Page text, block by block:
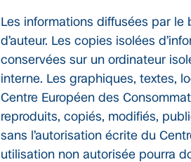
Les informations diffusées par
d’auteur. Les copies isolées
conservées sur un ordinateur
interne. Les graphiques, textes,
Centre Européen des
reproduits, copiés, modifiés,
sans l’autorisation écrite du
utilisation non autorisée pourra